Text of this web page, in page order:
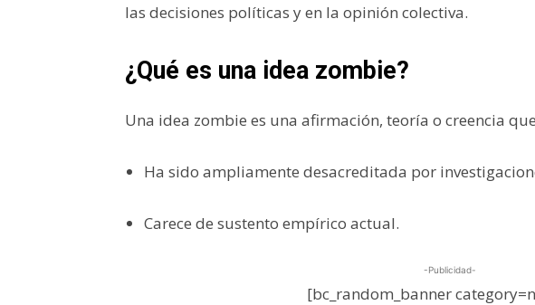
las decisiones políticas y en la opinión colectiva.
¿Qué es una idea zombie?
Una idea zombie es una afirmación, teoría o creencia
Ha sido ampliamente desacreditada por
Carece de sustento empírico actual.
-Publicidad-
[bc_random_banner